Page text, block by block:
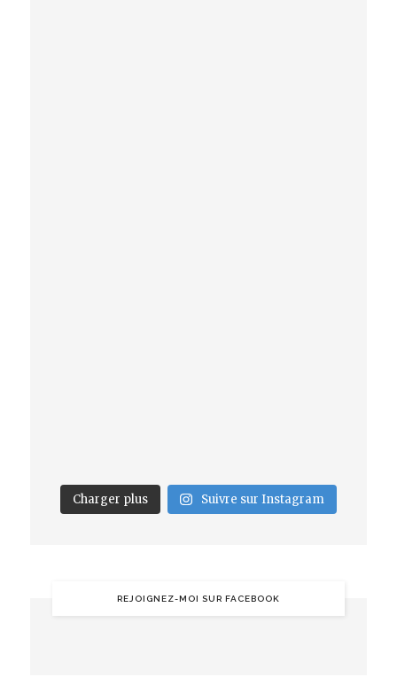
Charger plus Suivre sur Instagram
REJOIGNEZ-MOI SUR FACEBOOK